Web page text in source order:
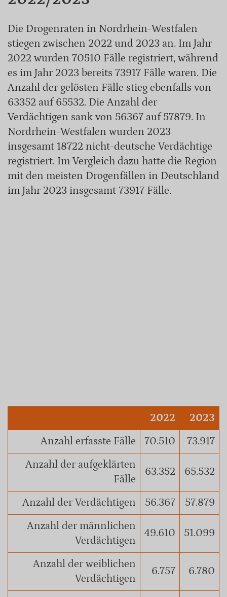
Die Drogenraten in Nordrhein-Westfalen
stiegen zwischen 2022 und 2023 an. Im Jahr
2022 wurden 70510 Fälle registriert, während
es im Jahr 2023 bereits 73917 Fälle waren. Die
Anzahl der gelösten Fälle stieg ebenfalls von
63352 auf 65532. Die Anzahl der
Verdächtigen sank von 56367 auf 57879. In
Nordrhein-Westfalen wurden 2023
insgesamt 18722 nicht-deutsche Verdächtige
registriert. Im Vergleich dazu hatte die Region
mit den meisten Drogenfällen in Deutschland
im Jahr 2023 insgesamt 73917 Fälle.
2022
2023
Anzahl erfasste Fälle
70.510
73.917
Anzahl der aufgeklärten
Fälle
63.352 65.532
Anzahl der Verdächtigen 56.367
57.879
Anzahl der männlichen
Verdächtigen
49.610 51.099
Anzahl der weiblichen
Verdächtigen
6.757 6.780